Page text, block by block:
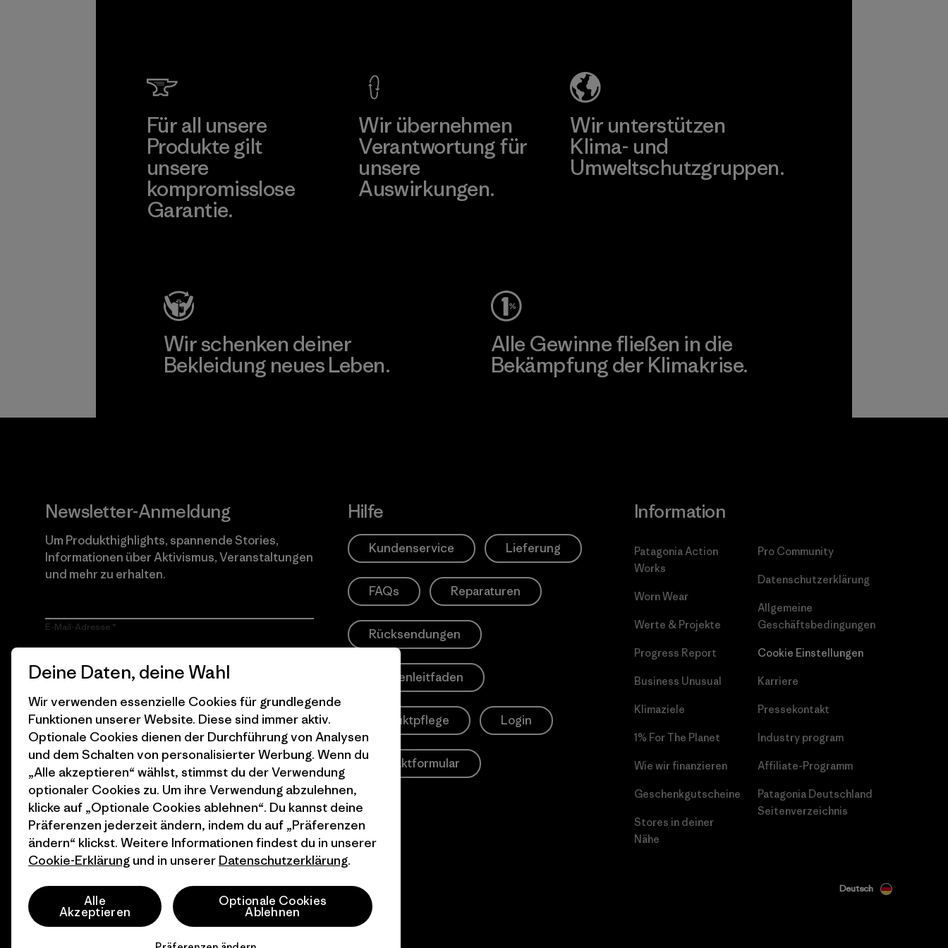
Mehr dazu
Für all unsere
Produkte gilt
unsere
kompromisslose
Garantie.
Wir übernehmen
Verantwortung für
unsere
Auswirkungen.
Wir unterstützen
Klima- und
Umweltschutzgruppen.
Wir schenken deiner
Bekleidung neues Leben.
Alle Gewinne fließen in die
Bekämpfung der Klimakrise.
Newsletter-Anmeldung
Um Produkthighlights, spannende Stories,
Informationen über Aktivismus, Veranstaltungen
und mehr zu erhalten.
E-Mail-Adresse
Durch Klicken auf die Anmelden Taste, erkläre mich damit
einverstanden, dass Patagonia meine E-Mail-Adresse
Stories, Informationen über Aktivismus, Veranstaltungen und
mehr gemäß der Datenschutzerklärungvon Patagonia zusendet.
Anmelden
Hilfe
Kundenservice Lieferung
FAQs Reparaturen
Rücksendungen
Größenleitfaden
Produktpflege Login
Kontaktformular
Information
Patagonia Action
Works
Worn Wear
Werte & Projekte
Progress Report
Business Unusual
Klimaziele
1% For The Planet
Wie wir finanzieren
Geschenkgutscheine
Stores in deiner
Nähe
Pro Community
Datenschutzerklärung
Allgemeine
Geschäftsbedingungen
Cookie Einstellungen
Karriere
Pressekontakt
Industry program
Affiliate-Programm
Patagonia Deutschland
Seitenverzeichnis
© 2026 Patagonia, Inc. All Rights Reserved. Deutsch
Deine Daten, deine Wahl
Wir verwenden essenzielle Cookies für grundlegende
Funktionen unserer Website. Diese sind immer aktiv.
Optionale Cookies dienen der Durchführung von Analysen
und dem Schalten von personalisierter Werbung. Wenn du
„Alle akzeptieren“ wählst, stimmst du der Verwendung
optionaler Cookies zu. Um ihre Verwendung abzulehnen,
klicke auf „Optionale Cookies ablehnen“. Du kannst deine
Präferenzen jederzeit ändern, indem du auf „Präferenzen
ändern“ klickst. Weitere Informationen findest du in unserer
Cookie-Erklärung und in unserer Datenschutzerklärung.
Alle
Akzeptieren
Optionale Cookies
Ablehnen